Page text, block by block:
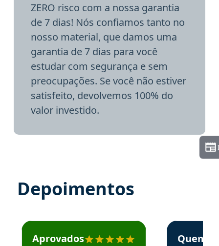
ZERO risco com a nossa garantia
de 7 dias! Nós confiamos tanto no
nosso material, que damos uma
garantia de 7 dias para você
estudar com segurança e sem
preocupações. Se você não estiver
satisfeito, devolvemos 100% do
valor investido.
Depoimentos
Estudante José recomenda o Aprova Concursos em
Aprovados
Estudante
Quem